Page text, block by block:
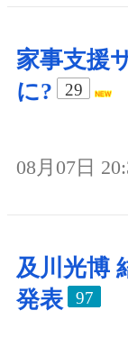
家事支援
に?
29
08月07日
及川光博
発表
97